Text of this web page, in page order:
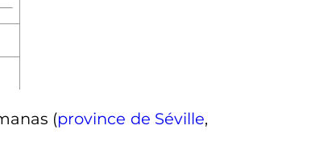
(province de Séville,